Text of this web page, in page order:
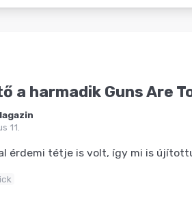
a harmadik Guns Are
11.
érdemi tétje is volt, így mi is